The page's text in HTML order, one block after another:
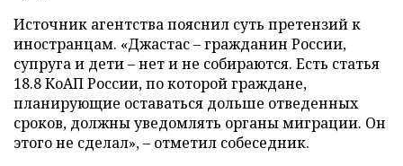
Источник агентства пояснил суть претензий к
иностранцам. «Джастас – гражданин России,
супруга и дети – нет и не собираются. Есть статья
18.8 КоАП России, по которой граждане,
планирующие оставаться дольше отведенных
сроков, должны уведомлять органы миграции. Он
этого не сделал», – отметил собеседник.